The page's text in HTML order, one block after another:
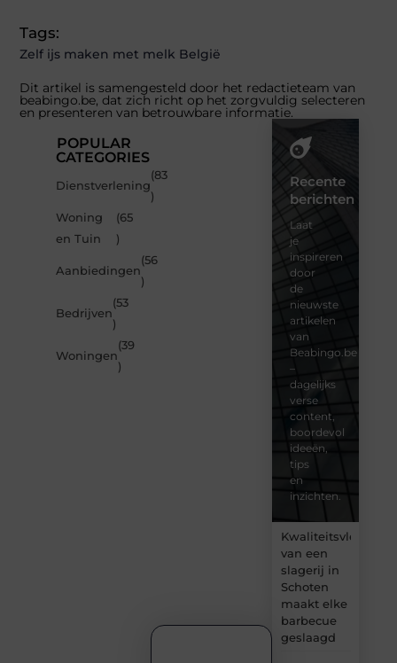
Tags:
Zelf ijs maken met melk België
Dit artikel is samengesteld door het redactieteam van
beabingo.be, dat zich richt op het zorgvuldig selecteren
en presenteren van betrouwbare informatie.
POPULAR
CATEGORIES
Dienstverlening
(83
)
Woning
en Tuin
(65
)
Aanbiedingen
(56
)
Bedrijven
(53
)
Woningen
(39
)
Recente
berichten
Laat
je
inspireren
door
de
nieuwste
artikelen
van
Beabingo.be
–
dagelijks
verse
content,
boordevol
ideeën,
tips
en
inzichten.
Kwaliteitsvlees
van een
slagerij in
Schoten
maakt elke
barbecue
geslaagd